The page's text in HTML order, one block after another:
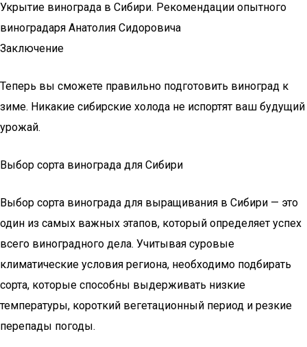
Укрытие винограда в Сибири. Рекомендации опытного
виноградаря Анатолия Сидоровича
Заключение
Теперь вы сможете правильно подготовить виноград к
зиме. Никакие сибирские холода не испортят ваш будущий
урожай.
Выбор сорта винограда для Сибири
Выбор сорта винограда для выращивания в Сибири — это
один из самых важных этапов, который определяет успех
всего виноградного дела. Учитывая суровые
климатические условия региона, необходимо подбирать
сорта, которые способны выдерживать низкие
температуры, короткий вегетационный период и резкие
перепады погоды.